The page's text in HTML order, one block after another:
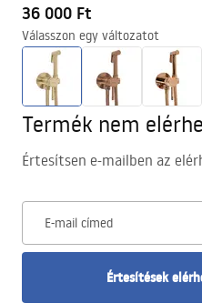
36 000 Ft
Válasszon egy változatot
Termék nem
Értesítsen e-mailben az
E-mail címed
Értesítések